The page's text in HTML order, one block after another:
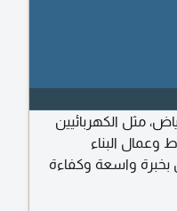
مثل الكهربائيين
وعمال البناء
بخبرة واسعة وكفاءة